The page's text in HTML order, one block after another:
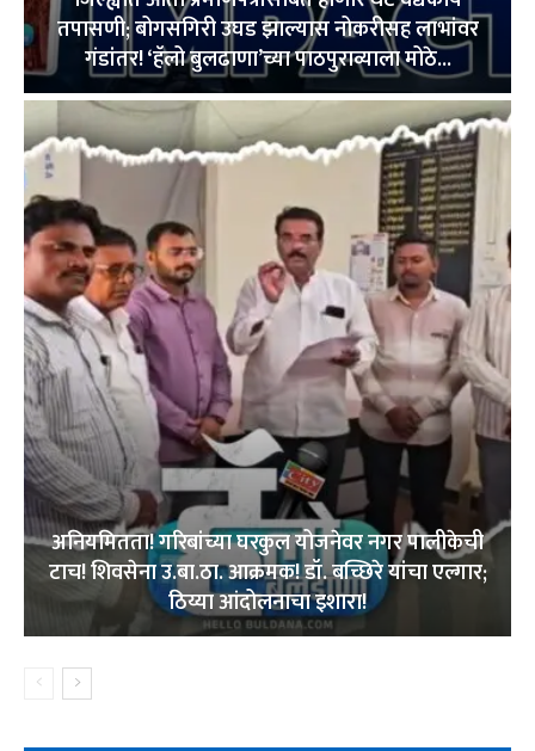
तपासणी; बोगसगिरी उघड झाल्यास नोकरीसह लाभांवर
गंडांतर! ‘हॅलो बुलढाणा’च्या पाठपुराव्याला मोठे...
अनियमितता! गरिबांच्या घरकुल योजनेवर नगर पालीकेची
टाच! शिवसेना उ.बा.ठा. आक्रमक! डॉ. बच्छिरे यांचा एल्गार;
ठिय्या आंदोलनाचा इशारा!